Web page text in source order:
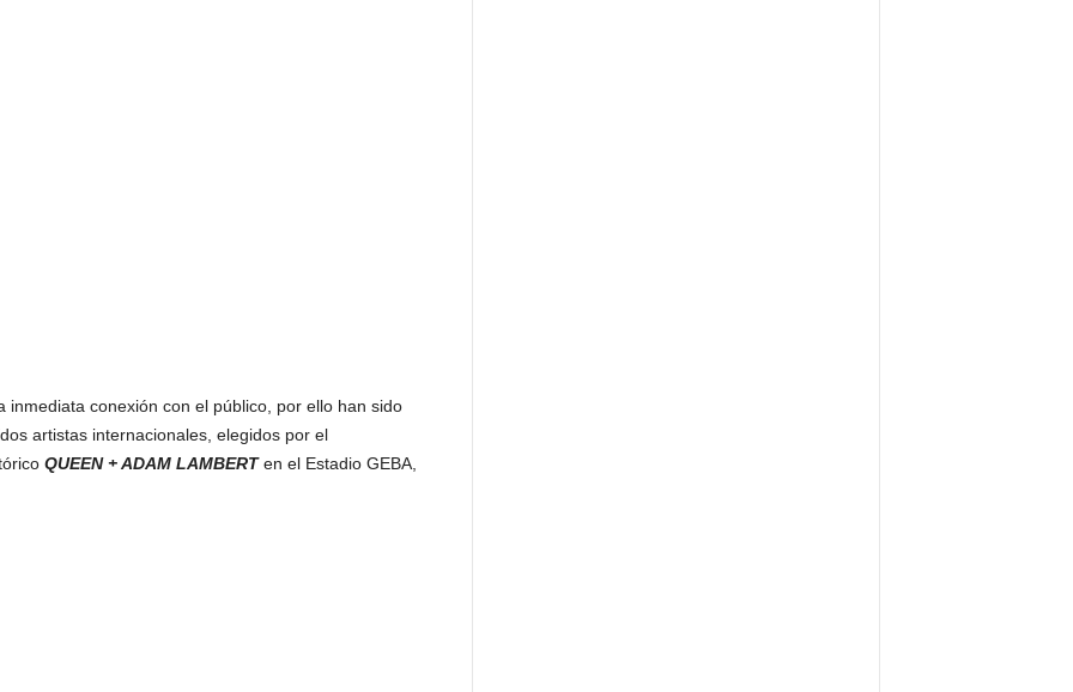
inmediata conexión con el público, por ello han sido
artistas internacionales, elegidos por el
QUEEN + ADAM LAMBERTen el Estadio GEBA,